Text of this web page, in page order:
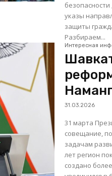
указы
защиты
Разбираем...
Интересная
31.03.2026
31 марта
совещание,
задачам развития
лет регион
создано